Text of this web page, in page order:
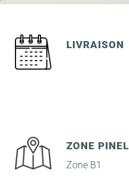
LIVRAISON
ZONE PINEL
Zone B1